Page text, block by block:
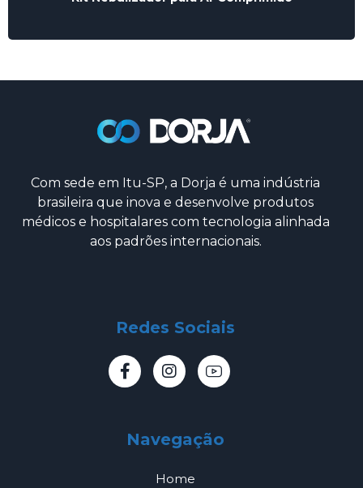
Com sede em Itu-SP, a Dorja é uma indústria
brasileira que inova e desenvolve produtos
médicos e hospitalares com tecnologia alinhada
aos padrões internacionais.
Redes Sociais
Navegação
Home